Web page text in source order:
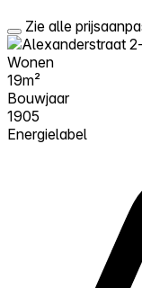
Zie alle
Wonen
19m²
Bouwjaar
1905
Energielabel